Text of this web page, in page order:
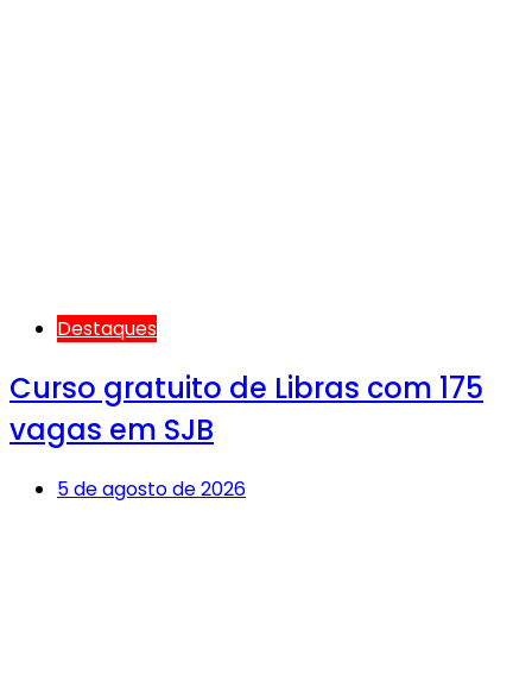
Destaques
Curso gratuito de Libras com 175
vagas em SJB
5 de agosto de 2026